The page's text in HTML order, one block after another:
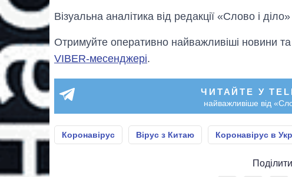
Візуальна аналітика від редакції «Слово і
Отримуйте оперативно найважливіші новини
VIBER-месенджері.
ЧИТАЙТЕ У
найважливіше від
Коронавірус Вірус з Китаю Коронавірус в